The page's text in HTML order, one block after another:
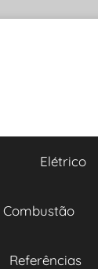
Elétrico
Combustão
Referências